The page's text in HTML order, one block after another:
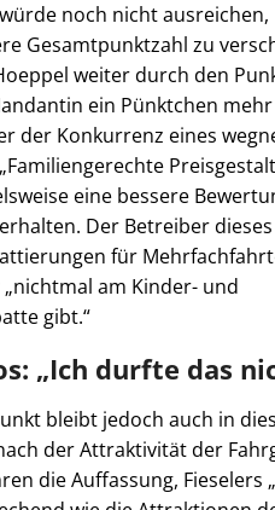
noch nicht ausreichen,
Gesamtpunktzahl zu
weiter durch den
ein Pünktchen
der Konkurrenz eines
eine bessere
Der Betreiber
für
am Kinder- und
gibt.“
„Ich durfte das
bleibt jedoch auch in
der Attraktivität der
die Auffassung, Fieselers